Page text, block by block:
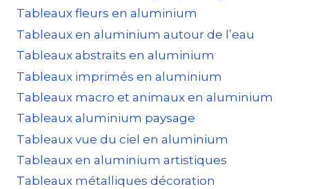
Tableaux fleurs en aluminium
Tableaux en aluminium autour de l’eau
Tableaux abstraits en aluminium
Tableaux imprimés en aluminium
Tableaux macro et animaux en aluminium
Tableaux aluminium paysage
Tableaux vue du ciel en aluminium
Tableaux en aluminium artistiques
Tableaux métalliques décoration